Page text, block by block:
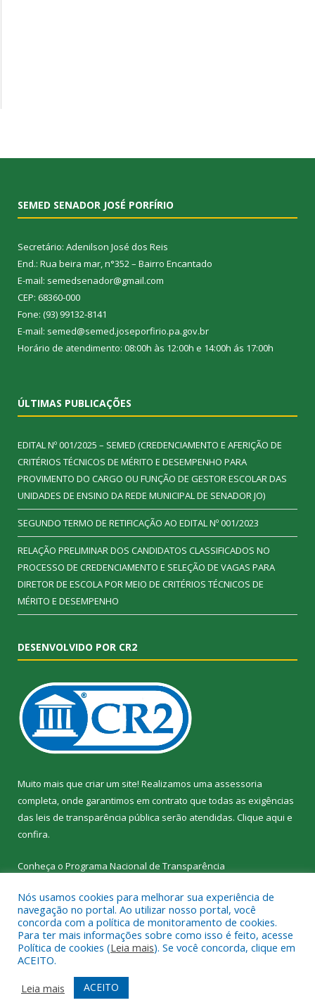
SEMED SENADOR JOSÉ PORFÍRIO
Secretário: Adenilson José dos Reis
End.: Rua beira mar, n°352 – Bairro Encantado
E-mail: semedsenador@gmail.com
CEP: 68360-000
Fone: (93) 99132-8141
E-mail: semed@semed.joseporfirio.pa.gov.br
Horário de atendimento: 08:00h às 12:00h e 14:00h ás 17:00h
ÚLTIMAS PUBLICAÇÕES
EDITAL Nº 001/2025 – SEMED (CREDENCIAMENTO E AFERIÇÃO DE
CRITÉRIOS TÉCNICOS DE MÉRITO E DESEMPENHO PARA
PROVIMENTO DO CARGO OU FUNÇÃO DE GESTOR ESCOLAR DAS
UNIDADES DE ENSINO DA REDE MUNICIPAL DE SENADOR JO)
SEGUNDO TERMO DE RETIFICAÇÃO AO EDITAL Nº 001/2023
RELAÇÃO PRELIMINAR DOS CANDIDATOS CLASSIFICADOS NO
PROCESSO DE CREDENCIAMENTO E SELEÇÃO DE VAGAS PARA
DIRETOR DE ESCOLA POR MEIO DE CRITÉRIOS TÉCNICOS DE
MÉRITO E DESEMPENHO
DESENVOLVIDO POR CR2
Muito mais que criar um site! Realizamos uma assessoria
completa, onde garantimos em contrato que todas as exigências
das leis de transparência pública serão atendidas. Clique aqui e
confira.
Conheça o Programa Nacional de Transparência
Todos os direitos reservados a SEMED – Secretaria Municipal de
Educação de Senador José Porfírio.
Mapa do Site
Acessar Área Administrativa
Acessar Webmail
Nós usamos cookies para melhorar sua experiência de
navegação no portal. Ao utilizar nosso portal, você
concorda com a política de monitoramento de cookies.
Para ter mais informações sobre como isso é feito, acesse
Política de cookies (Leia mais). Se você concorda, clique em
ACEITO.
Leia mais
ACEITO